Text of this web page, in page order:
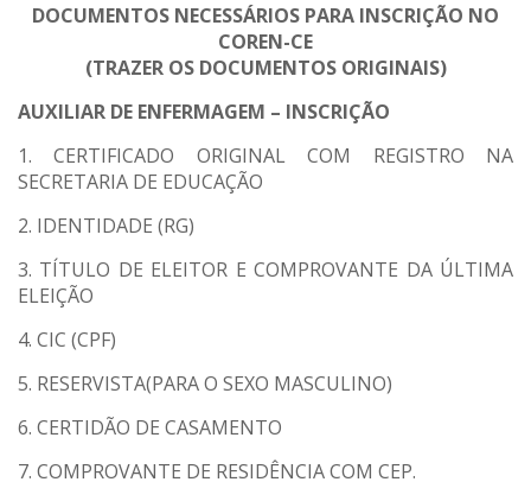
DOCUMENTOS NECESSÁRIOS PARA INSCRIÇÃO NO
COREN-CE
(TRAZER OS DOCUMENTOS ORIGINAIS)
AUXILIAR DE ENFERMAGEM – INSCRIÇÃO
1. CERTIFICADO ORIGINAL COM REGISTRO NA
SECRETARIA DE EDUCAÇÃO
2. IDENTIDADE (RG)
3. TÍTULO DE ELEITOR E COMPROVANTE DA ÚLTIMA
ELEIÇÃO
4. CIC (CPF)
5. RESERVISTA(PARA O SEXO MASCULINO)
6. CERTIDÃO DE CASAMENTO
7. COMPROVANTE DE RESIDÊNCIA COM CEP.